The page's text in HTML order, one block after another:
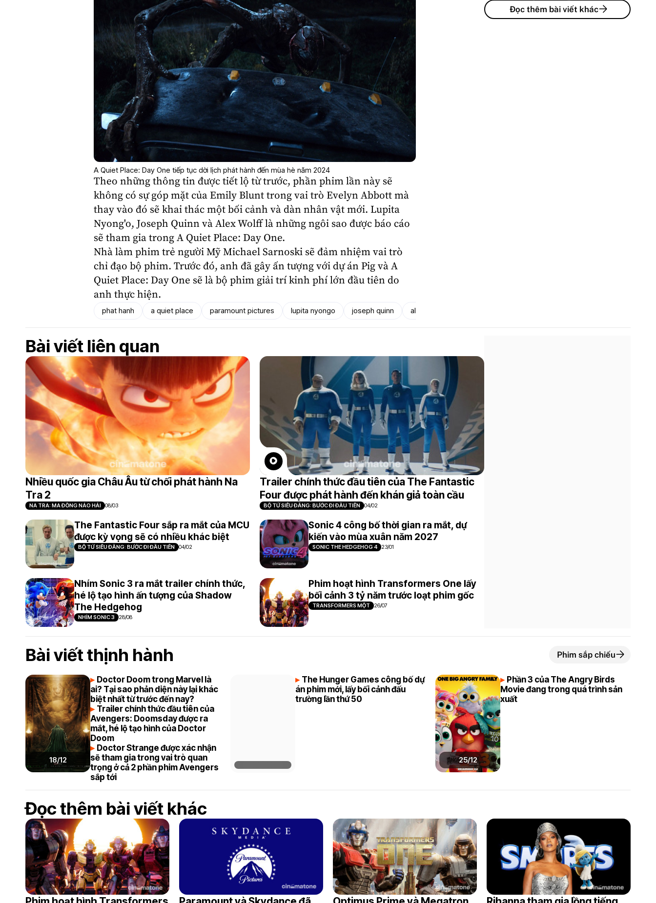
A Quiet Place: Day One tiếp tục dời lịch phát hành đến mùa hè năm 2024
Theo những thông tin được tiết lộ từ trước, phần phim lần này sẽ
không có sự góp mặt của Emily Blunt trong vai trò Evelyn Abbott mà
thay vào đó sẽ khai thác một bối cảnh và dàn nhân vật mới. Lupita
Nyong'o, Joseph Quinn vàAlex Wolfflà những ngôi sao được báo cáo
sẽ tham gia trong A Quiet Place: Day One.
Nhà làm phim trẻ người MỹMichael Sarnoski sẽ đảm nhiệm vai trò
chỉ đạo bộ phim. Trước đó, anh đã gây ấn tượng với dự án Pig và A
Quiet Place: Day One sẽ là bộ phim giải trí kinh phí lớn đầu tiên do
anh thực hiện.
phat hanh a quiet place paramount pictures lupita nyongo joseph quinn alex wolff
Đọc thêm bài viết khác
Bài viết liên quan
Nhiều quốc gia Châu Âu từ chối phát hành Na
Tra 2
NA TRA: MA ĐỒNG NÁO HẢI 08/03
Trailer chính thức đầu tiên của The Fantastic
Four được phát hành đến khán giả toàn cầu
BỘ TỨ SIÊU ĐẲNG: BƯỚC ĐI ĐẦU TIÊN 04/02
The Fantastic Four sắp ra mắt của MCU
được kỳ vọng sẽ có nhiều khác biệt
BỘ TỨ SIÊU ĐẲNG: BƯỚC ĐI ĐẦU TIÊN 04/02
Sonic 4 công bố thời gian ra mắt, dự
kiến vào mùa xuân năm 2027
SONIC THE HEDGEHOG 4 23/01
Nhím Sonic 3 ra mắt trailer chính thức,
hé lộ tạo hình ấn tượng của Shadow
The Hedgehog
NHÍM SONIC 3 28/08
Phim hoạt hình Transformers One lấy
bối cảnh 3 tỷ năm trước loạt phim gốc
TRANSFORMERS MỘT 26/07
Bài viết thịnh hành Phim sắp chiếu
18/12
Doctor Doom trong Marvel là
ai? Tại sao phản diện này lại khác
biệt nhất từ trước đến nay?
Trailer chính thức đầu tiên của
Avengers: Doomsday được ra
mắt, hé lộ tạo hình của Doctor
Doom
Doctor Strange được xác nhận
sẽ tham gia trong vai trò quan
trọng ở cả 2 phần phim Avengers
sắp tới
The Hunger Games công bố dự
án phim mới, lấy bối cảnh đấu
trường lần thứ 50
25/12
Phần 3 của The Angry Birds
Movie đang trong quá trình sản
xuất
Đọc thêm bài viết khác